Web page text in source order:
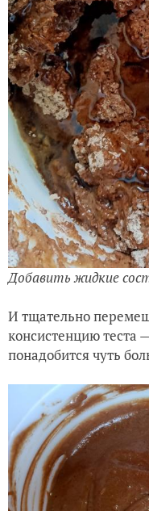
Добавить жидкие
И тщательно
консистенцию теста
понадобится чуть